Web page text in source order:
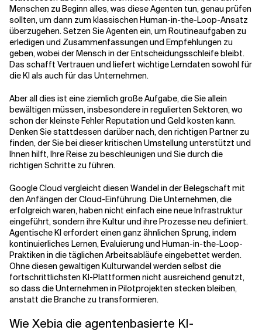
Menschen zu Beginn alles, was diese Agenten tun, genau prüfen
sollten, um dann zum klassischen Human-in-the-Loop-Ansatz
überzugehen. Setzen Sie Agenten ein, um Routineaufgaben zu
erledigen und Zusammenfassungen und Empfehlungen zu
geben, wobei der Mensch in der Entscheidungsschleife bleibt.
Das schafft Vertrauen und liefert wichtige Lerndaten sowohl für
die KI als auch für das Unternehmen.
Aber all dies ist eine ziemlich große Aufgabe, die Sie allein
bewältigen müssen, insbesondere in regulierten Sektoren, wo
schon der kleinste Fehler Reputation und Geld kosten kann.
Denken Sie stattdessen darüber nach, den richtigen Partner zu
finden, der Sie bei dieser kritischen Umstellung unterstützt und
Ihnen hilft, Ihre Reise zu beschleunigen und Sie durch die
richtigen Schritte zu führen.
Google Cloud vergleicht diesen Wandel in der Belegschaft mit
den Anfängen der Cloud-Einführung. Die Unternehmen, die
erfolgreich waren, haben nicht einfach eine neue Infrastruktur
eingeführt, sondern ihre Kultur und ihre Prozesse neu definiert.
Agentische KI erfordert einen ganz ähnlichen Sprung, indem
kontinuierliches Lernen, Evaluierung und Human-in-the-Loop-
Praktiken in die täglichen Arbeitsabläufe eingebettet werden.
Ohne diesen gewaltigen Kulturwandel werden selbst die
fortschrittlichsten KI-Plattformen nicht ausreichend genutzt,
so dass die Unternehmen in Pilotprojekten stecken bleiben,
anstatt die Branche zu transformieren.
Wie Xebia die agentenbasierte KI-